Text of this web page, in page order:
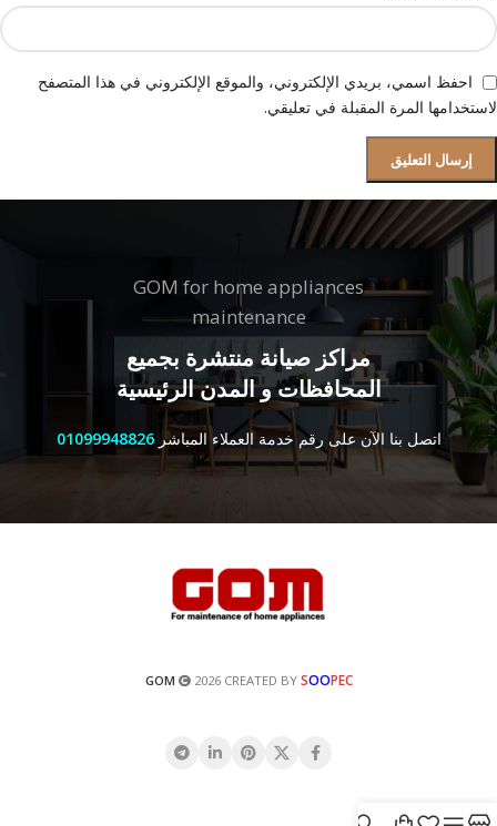
احفظ اسمي، بريدي الإلكتروني، والموقع الإلكتروني في هذا المتصفح
لاستخدامها المرة المقبلة في تعليقي.
GOM for home appliances
maintenance
مراكز صيانة منتشرة بجميع
المحافظات و المدن الرئيسية
اتصل بنا الآن على رقم خدمة العملاء المباشر 01099948826
GOM 2026 CREATED BY SOOPEC